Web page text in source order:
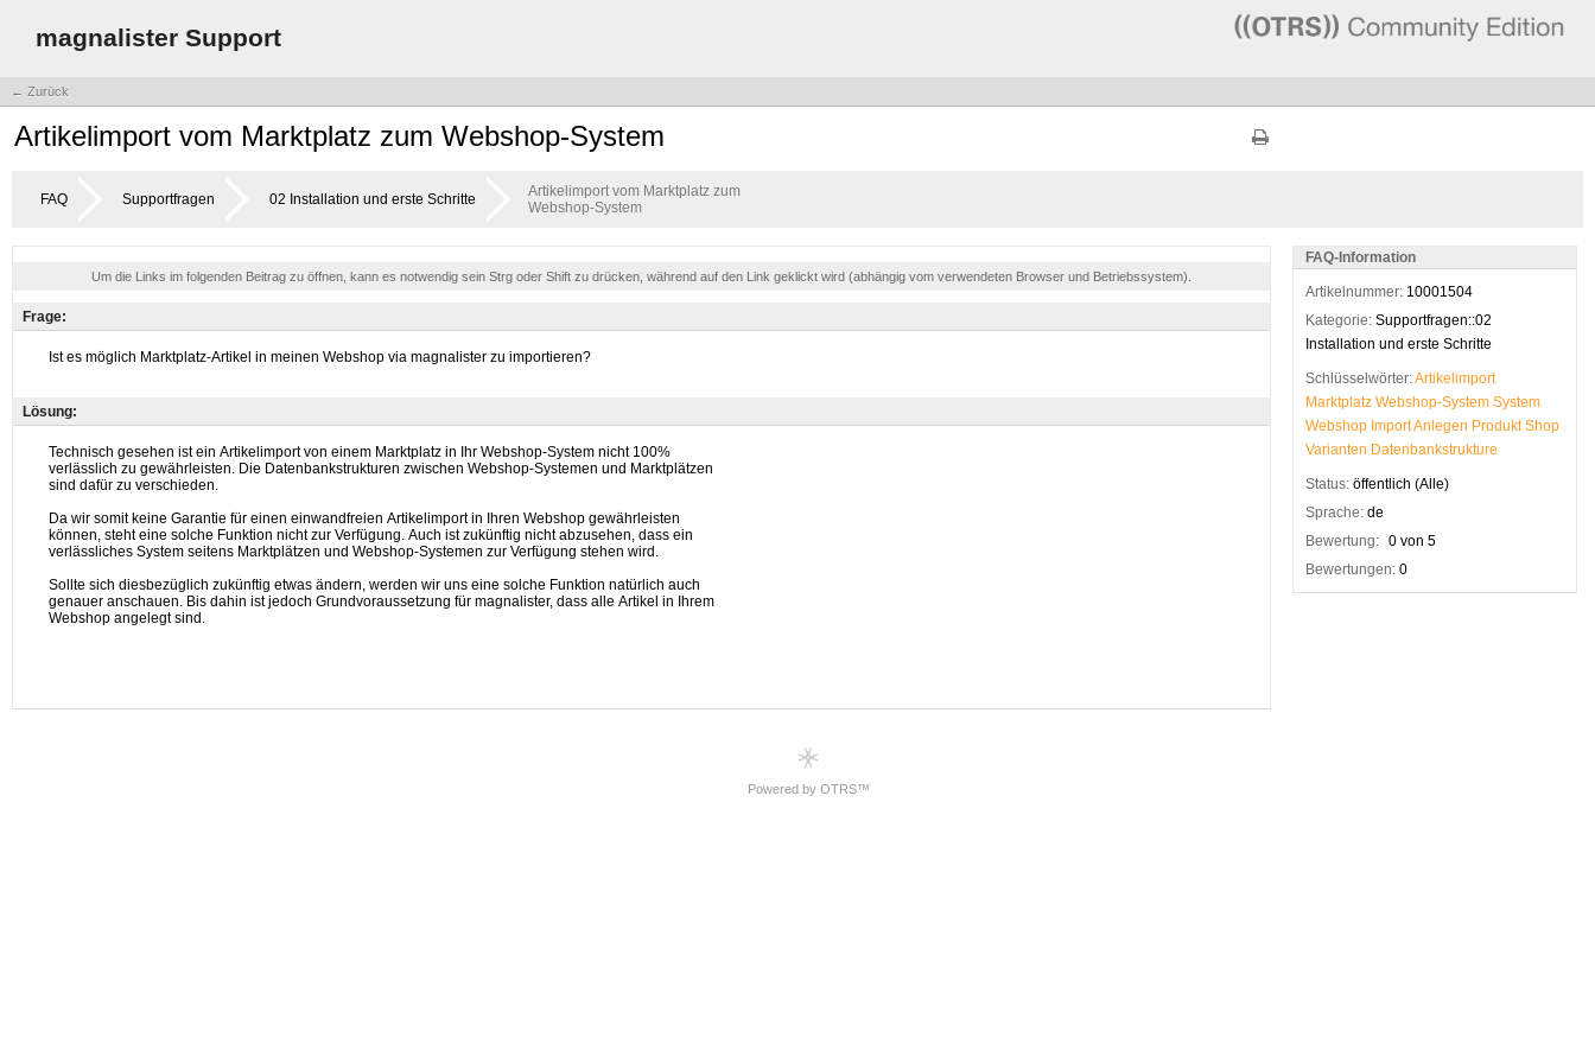
magnalister Support
← Zurück
Artikelimport vom Marktplatz zum Webshop-System
FAQ Supportfragen 02 Installation und erste Schritte
Artikelimport vom Marktplatz zum
Webshop-System
Um die Links im folgenden Beitrag zu öffnen, kann es notwendig sein Strg oder Shift zu drücken, während auf den Link geklickt wird (abhängig vom verwendeten Browser und Betriebssystem).
Frage:
Lösung:
FAQ-Information
Artikelnummer: 10001504
Kategorie: Supportfragen::02
Installation und erste Schritte
Schlüsselwörter:Artikelimport
Marktplatz Webshop-System System
Webshop ImportAnlegen Produkt Shop
Varianten Datenbankstrukture
Status: öffentlich (Alle)
Sprache: de
Bewertung: 0 von 5
Bewertungen: 0
Powered by OTRS™